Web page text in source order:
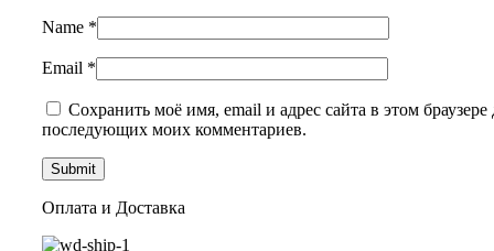
Name *
Email *
Сохранить моё имя, email и адрес сайта в этом браузере
последующих моих комментариев.
Оплата и Доставка